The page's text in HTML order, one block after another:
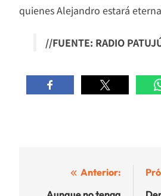
quienes Alejandro estará
//FUENTE: RADIO
Navegación
Anterior: